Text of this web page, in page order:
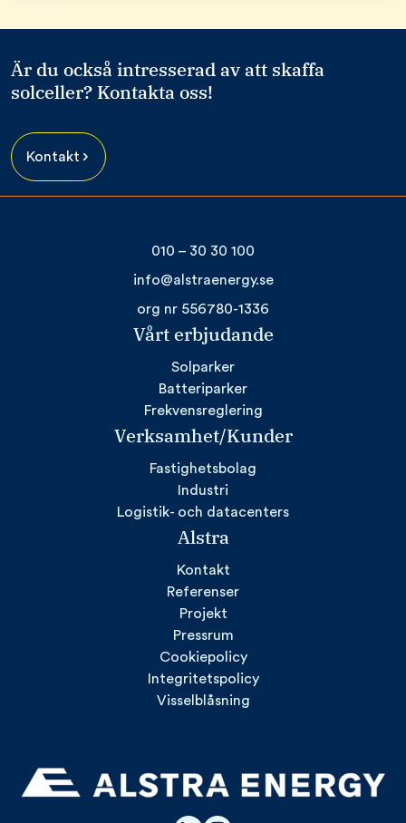
Är du också intresserad av att skaffa
solceller? Kontakta oss!
Kontakt
010 – 30 30 100
info@alstraenergy.se
org nr 556780-1336
Vårt erbjudande
Solparker
Batteriparker
Frekvensreglering
Verksamhet/Kunder
Fastighetsbolag
Industri
Logistik- och datacenters
Alstra
Kontakt
Referenser
Projekt
Pressrum
Cookiepolicy
Integritetspolicy
Visselblåsning